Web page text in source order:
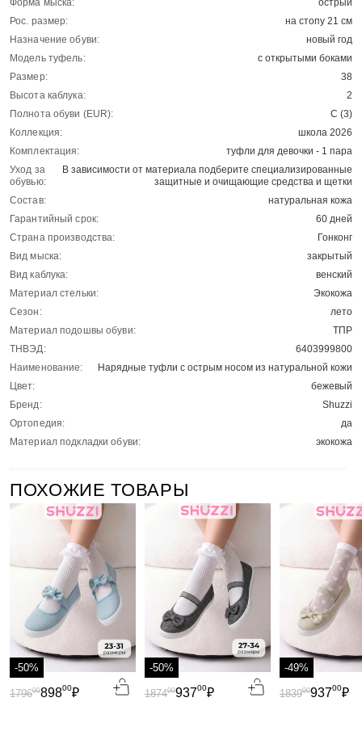
Форма мыска:
острый
Рос. размер:
на стопу 21 см
Назначение обуви:
новый год
Модель туфель:
с открытыми боками
Размер:
38
Высота каблука:
2
Полнота обуви (EUR):
С (3)
Коллекция:
школа 2026
Комплектация:
туфли для девочки - 1 пара
Уход за
обувью:
В зависимости от материала подберите специализированные
защитные и очищающие средства и щетки
Состав:
натуральная кожа
Гарантийный срок:
60 дней
Страна производства:
Гонконг
Вид мыска:
закрытый
Вид каблука:
венский
Материал стельки:
Экокожа
Сезон:
лето
Материал подошвы обуви:
ТПР
ТНВЭД:
6403999800
Наименование:
Нарядные туфли с острым носом из натуральной кожи
Цвет:
бежевый
Бренд:
Shuzzi
Ортопедия:
да
Материал подкладки обуви:
экокожа
ПОХОЖИЕ ТОВАРЫ
-50%
89800₽
179600
-50%
93700₽
187400
-49%
93700₽
183900